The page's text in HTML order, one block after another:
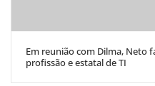
Em reunião com Dilma, Neto
profissão e estatal de TI